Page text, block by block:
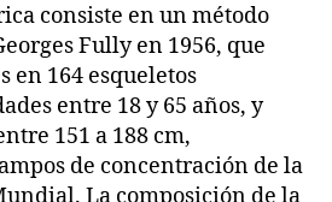
consiste en un método
Fully en 1956, que
en 164 esqueletos
entre 18 y 65 años, y
151 a 188 cm,
de concentración de la
La composición de la